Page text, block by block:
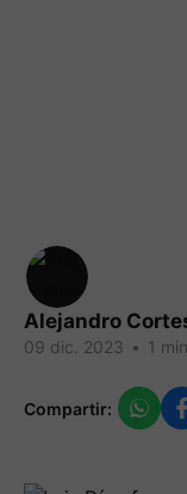
Alejandro
09 dic. 2023 • 1
Compartir: